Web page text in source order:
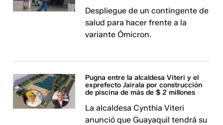
Despliegue de un contingente de
salud para hacer frente a la
variante Ómicron.
Pugna entre la alcaldesa Viteri y el
exprefecto Jairala por construcción
de piscina de más de $ 2 millones
La alcaldesa Cynthia Viteri
anunció que Guayaquil tendrá su